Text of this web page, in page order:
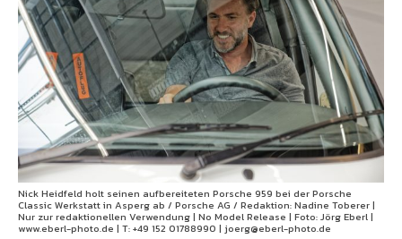
Nick Heidfeld holt seinen aufbereiteten Porsche 959 bei der Porsche
Classic Werkstatt in Asperg ab / Porsche AG / Redaktion: Nadine Toberer |
Nur zur redaktionellen Verwendung | No Model Release | Foto: Jörg Eberl |
www.eberl-photo.de | T: +49 152 01788990 | joerg@eberl-photo.de